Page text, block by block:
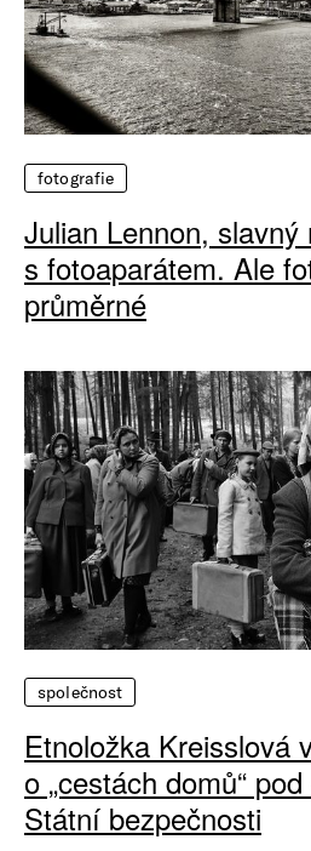
fotografie
Julian Lennon, slavný
s fotoaparátem. Ale
průměrné
společnost
Etnoložka Kreisslová
o „cestách domů“
Státní bezpečnosti